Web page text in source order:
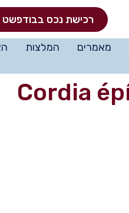
רכישת נכס בבודפשט
מאמרים המלצות